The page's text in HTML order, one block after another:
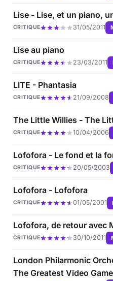
Lise - Lise, et un piano,
CRITIQUE 31/05/2011
Lise au piano
CRITIQUE 23/03/2011
LITE - Phantasia
CRITIQUE 21/09/2008
The Little Willies - The
CRITIQUE 10/04/2006
Lofofora - Le fond et la
CRITIQUE 20/05/2003
Lofofora - Lofofora
CRITIQUE 01/05/2001
Lofofora, de retour avec
CRITIQUE 30/10/2011
London Philarmonic
The Greatest Video